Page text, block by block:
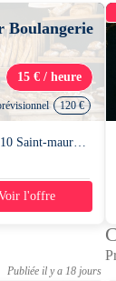
Boulangerie
15 € / heure
120 €
l'offre
Publiée il y a 18 jours